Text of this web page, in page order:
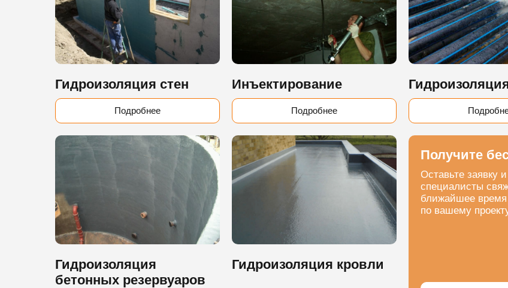
Гидроизоляция стен
Подробнее
Инъектирование
Подробнее
Гидроизоляция
бетонных резервуаров
Гидроизоляция кровли
Получите
Оставьте заявку
специалисты
ближайшее время
по вашему